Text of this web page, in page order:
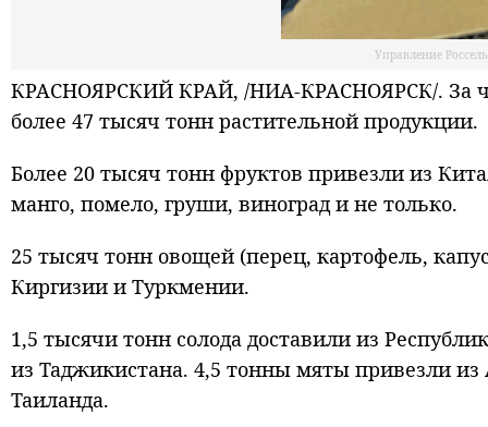
Управление
КРАСНОЯРСКИЙ КРАЙ, /НИА-КРАСНОЯРСК/. За
более 47 тысяч тонн растительной продукции.
Более 20 тысяч тонн фруктов привезли из
манго, помело, груши, виноград и не только.
25 тысяч тонн овощей (перец, картофель,
Киргизии и Туркмении.
1,5 тысячи тонн солода доставили из
из Таджикистана. 4,5 тонны мяты привезли
Таиланда.